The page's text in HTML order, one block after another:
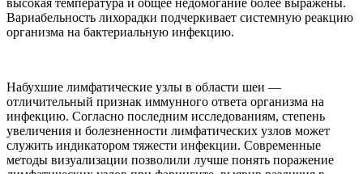
Вариабельность лихорадки подчеркивает системную реакцию
организма на бактериальную инфекцию.
Набухшие лимфатические узлы в области шеи —
отличительный признак иммунного ответа организма на
инфекцию. Согласно последним исследованиям, степень
увеличения и болезненности лимфатических узлов может
служить индикатором тяжести инфекции. Современные
методы визуализации позволили лучше понять поражение